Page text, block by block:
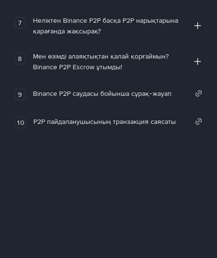
7
Неліктен Binance P2P басқа P2P нарықтарына
қарағанда жақсырақ?
8
Мен өзімді алаяқтықтан қалай қорғаймын?
Binance P2P Escrow ұтымды!
9 Binance P2P саудасы бойынша сұрақ-жауап
10 P2P пайдаланушысының транзакция саясаты